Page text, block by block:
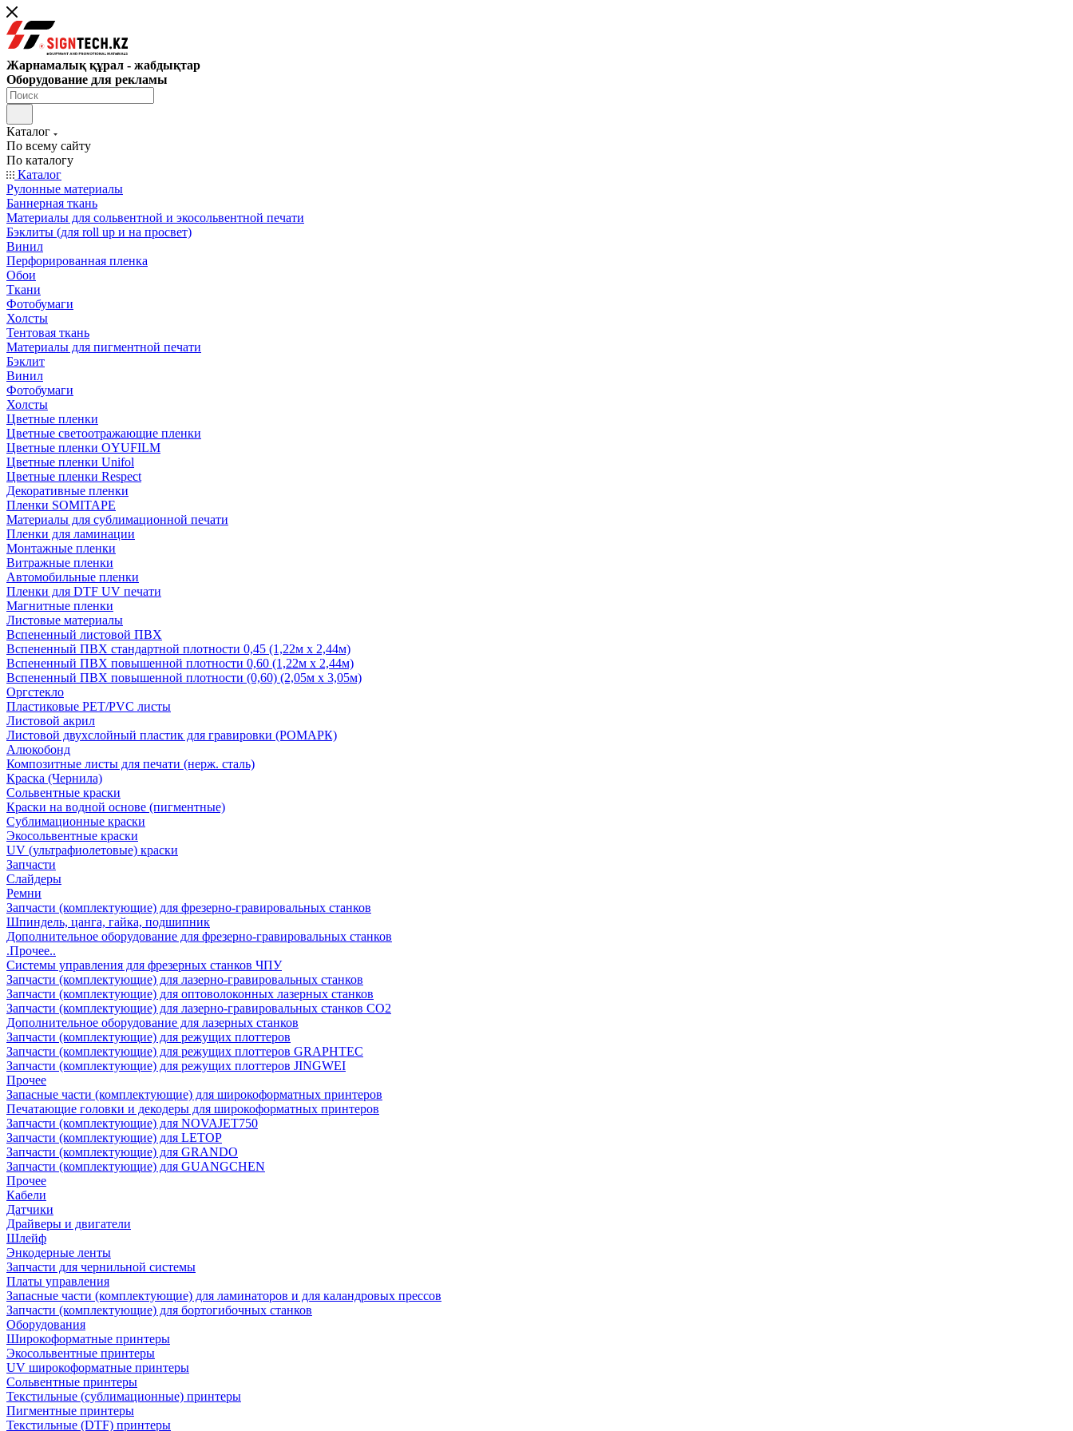
Жарнамалық құрал - жабдықтар
Оборудование для рекламы
Каталог
По всему сайту
По каталогу
Каталог
Рулонные материалы
Баннерная ткань
Материалы для сольвентной и экосольвентной печати
Бэклиты (для roll up и на просвет)
Винил
Перфорированная пленка
Обои
Ткани
Фотобумаги
Холсты
Тентовая ткань
Материалы для пигментной печати
Бэклит
Винил
Фотобумаги
Холсты
Цветные пленки
Цветные светоотражающие пленки
Цветные пленки OYUFILM
Цветные пленки Unifol
Цветные пленки Respect
Декоративные пленки
Пленки SOMITAPE
Материалы для сублимационной печати
Пленки для ламинации
Монтажные пленки
Витражные пленки
Автомобильные пленки
Пленки для DTF UV печати
Магнитные пленки
Листовые материалы
Вспененный листовой ПВХ
Вспененный ПВХ стандартной плотности 0,45 (1,22м х 2,44м)
Вспененный ПВХ повышенной плотности 0,60 (1,22м х 2,44м)
Вспененный ПВХ повышенной плотности (0,60) (2,05м х 3,05м)
Оргстекло
Пластиковые PET/PVC листы
Листовой акрил
Листовой двухслойный пластик для гравировки (РОМАРК)
Алюкобонд
Композитные листы для печати (нерж. сталь)
Краска (Чернила)
Сольвентные краски
Краски на водной основе (пигментные)
Сублимационные краски
Экосольвентные краски
UV (ультрафиолетовые) краски
Запчасти
Слайдеры
Ремни
Запчасти (комплектующие) для фрезерно-гравировальных станков
Шпиндель, цанга, гайка, подшипник
Дополнительное оборудование для фрезерно-гравировальных станков
.Прочее..
Системы управления для фрезерных станков ЧПУ
Запчасти (комплектующие) для лазерно-гравировальных станков
Запчасти (комплектующие) для оптоволоконных лазерных станков
Запчасти (комплектующие) для лазерно-гравировальных станков CO2
Дополнительное оборудование для лазерных станков
Запчасти (комплектующие) для режущих плоттеров
Запчасти (комплектующие) для режущих плоттеров GRAPHTEC
Запчасти (комплектующие) для режущих плоттеров JINGWEI
Прочее
Запасные части (комплектующие) для широкоформатных принтеров
Печатающие головки и декодеры для широкоформатных принтеров
Запчасти (комплектующие) для NOVAJET750
Запчасти (комплектующие) для LETOP
Запчасти (комплектующие) для GRANDO
Запчасти (комплектующие) для GUANGCHEN
Прочее
Кабели
Датчики
Драйверы и двигатели
Шлейф
Энкодерные ленты
Запчасти для чернильной системы
Платы управления
Запасные части (комплектующие) для ламинаторов и для каландровых прессов
Запчасти (комплектующие) для бортогибочных станков
Оборудования
Широкоформатные принтеры
Экосольвентные принтеры
UV широкоформатные принтеры
Сольвентные принтеры
Текстильные (сублимационные) принтеры
Пигментные принтеры
Текстильные (DTF) принтеры